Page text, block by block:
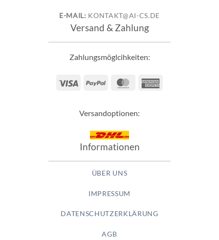
E-MAIL: KONTAKT@AI-CS.DE
Versand & Zahlung
Zahlungsmöglcihkeiten:
Visa PayPal MasterCard
Versandoptionen:
Informationen
ÜBER UNS
IMPRESSUM
DATENSCHUTZERKLÄRUNG
AGB